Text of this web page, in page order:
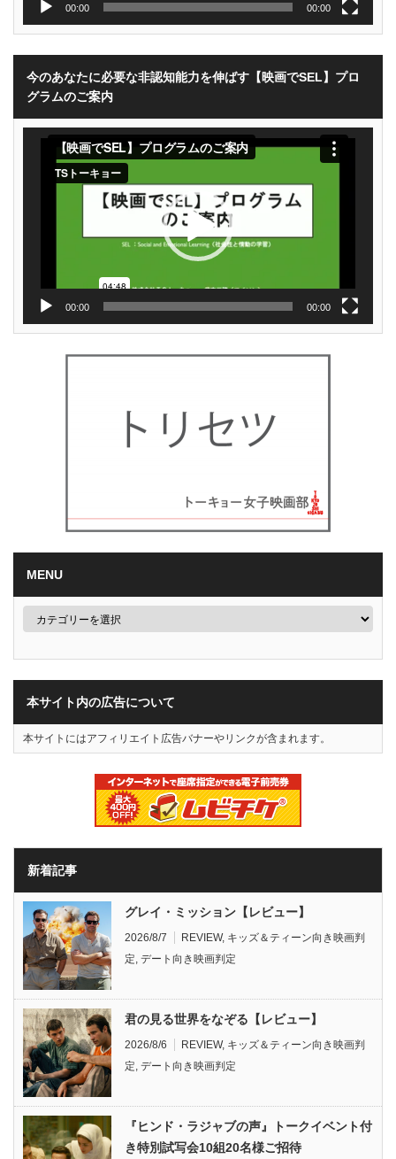
00:00 00:00
今のあなたに必要な非認知能力を伸ばす【映画でSEL】プロ
グラムのご案内
動
00:00 00:00
MENU
本サイト内の広告について
本サイトにはアフィリエイト広告バナーやリンクが含まれます。
新着記事
グレイ・ミッション【レビュー】
2026/8/7 REVIEW, キッズ＆ティーン向き映画判
定, デート向き映画判定
君の見る世界をなぞる【レビュー】
2026/8/6 REVIEW, キッズ＆ティーン向き映画判
定, デート向き映画判定
『ヒンド・ラジャブの声』トークイベント付
き特別試写会10組20名様ご招待